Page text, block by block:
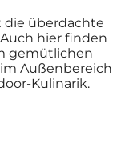
die überdachte
hier finden
gemütlichen
Außenbereich
Kulinarik.